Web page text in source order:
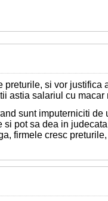
preturile, si vor justifica
astia salariul cu macar
sunt imputerniciti de
si pot sa dea in
firmele cresc